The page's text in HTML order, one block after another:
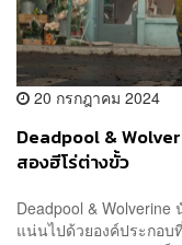
20 กรกฎาคม 2024
Deadpool &
สองฮีโร่ต่างขั้ว
Deadpool &
แน่นไปด้วยองค์ประกอบ